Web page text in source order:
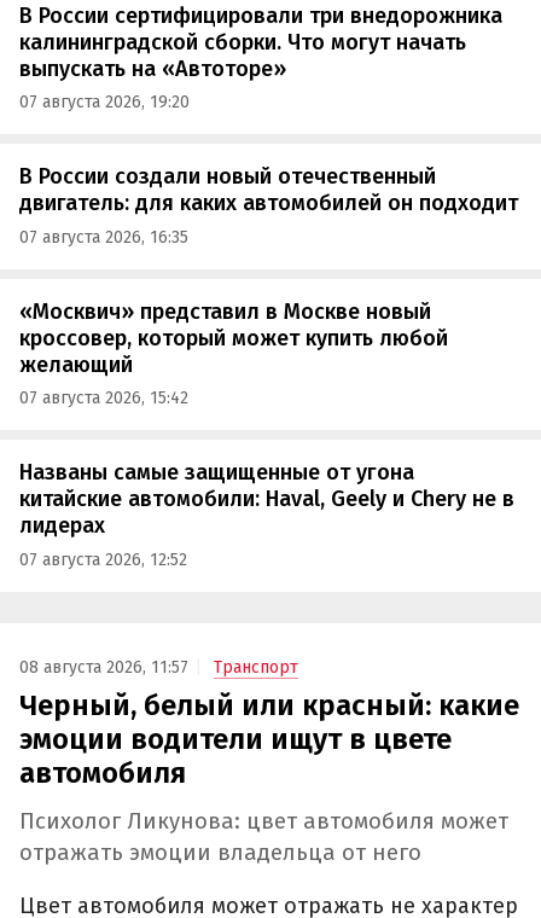
В России сертифицировали три внедорожника
калининградской сборки. Что могут начать
выпускать на «Автоторе»
07 августа 2026, 19:20
В России создали новый отечественный
двигатель: для каких автомобилей он подходит
07 августа 2026, 16:35
«Москвич» представил в Москве новый
кроссовер, который может купить любой
желающий
07 августа 2026, 15:42
Названы самые защищенные от угона
китайские автомобили: Haval, Geely и Chery не в
лидерах
07 августа 2026, 12:52
08 августа 2026, 11:57 Транспорт
Черный, белый или красный: какие
эмоции водители ищут в цвете
автомобиля
Психолог Ликунова: цвет автомобиля может
отражать эмоции владельца от него
Цвет автомобиля может отражать не характер